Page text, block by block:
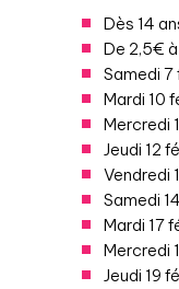
Dès 14
De 2,5€
Samedi 7
Mardi 10
Mercredi
Jeudi 12
Vendredi
Samedi
Mardi 17
Mercredi
Jeudi 19